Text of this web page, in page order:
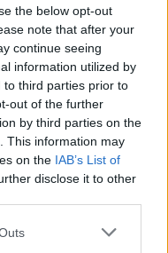
the below opt-out
note that after your
continue seeing
information utilized by
to third parties prior to
out of the further
by third parties on the
This information may
on the IAB’s List of
disclose it to other
será uma
mais
igualmente
www.fmp.pt.
Days Enduro